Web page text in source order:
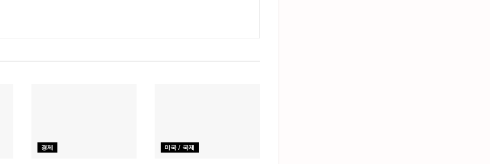
경제 미국 / 국제